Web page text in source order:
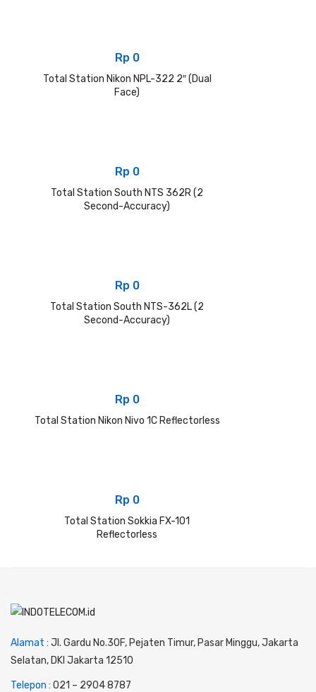
Rp 0
Total Station Nikon NPL-322 2″ (Dual
Face)
Rp 0
Total Station South NTS 362R (2
Second-Accuracy)
Rp 0
Total Station South NTS-362L (2
Second-Accuracy)
Rp 0
Total Station Nikon Nivo 1C Reflectorless
Rp 0
Total Station Sokkia FX-101
Reflectorless
Alamat : Jl. Gardu No.30F, Pejaten Timur, Pasar Minggu, Jakarta
Selatan, DKI Jakarta 12510
Telepon : 021 – 2904 8787